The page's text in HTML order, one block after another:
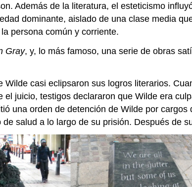
Además de la literatura, el esteticismo
dominante, aislado de una clase media
persona común y corriente.
Gray, y, lo más famoso, una serie de obras
Wilde casi eclipsaron sus logros literarios.
juicio, testigos declararon que Wilde era
una orden de detención de Wilde por
salud a lo largo de su prisión. Después de